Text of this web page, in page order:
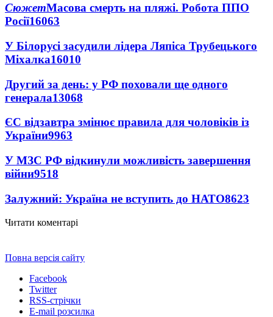
СюжетМасова смерть на пляжі. Робота ППО
Росії16063
У Білорусі засудили лідера Ляпіса Трубецького
Міхалка16010
Другий за день: у РФ поховали ще одного
генерала13068
ЄС відзавтра змінює правила для чоловіків із
України9963
У МЗС РФ відкинули можливість завершення
війни9518
Залужний: Україна не вступить до НАТО8623
Читати коментарі
Повна версія сайту
Facebook
Twitter
RSS-стрічки
E-mail розсилка